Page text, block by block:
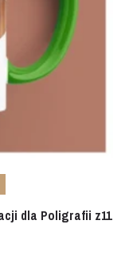
dla Poligrafii z11